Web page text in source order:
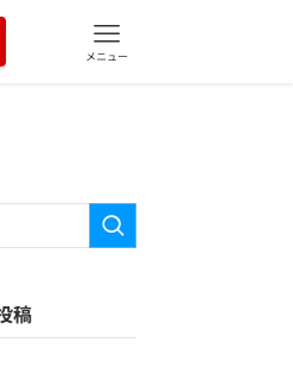
メニュー
稿